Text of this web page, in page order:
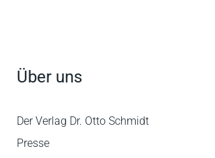
Über uns
Der Verlag Dr. Otto Schmidt
Presse